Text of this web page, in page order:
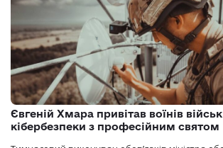
Євгеній Хмара привітав воїнів військ
кібербезпеки з професійним святом